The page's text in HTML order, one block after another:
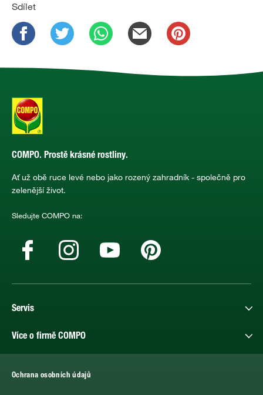
Sdílet
COMPO. Prostě krásné rostliny.
Ať už obě ruce levé nebo jako rozený zahradník - společně pro
zelenější život.
Sledujte COMPO na:
Servis
Více o firmě COMPO
Ochrana osobních údajů